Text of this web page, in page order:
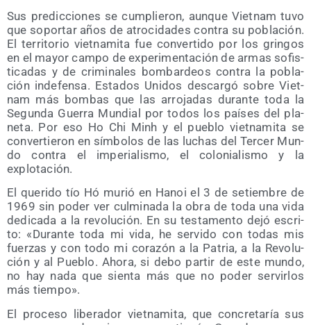
Sus pre­dic­cio­nes se cum­plie­ron, aun­que Viet­nam tuvo
que sopor­tar años de atro­ci­da­des con­tra su pobla­ción.
El terri­to­rio viet­na­mi­ta fue con­ver­ti­do por los grin­gos
en el mayor cam­po de expe­ri­men­ta­ción de armas sofis­
ti­ca­das y de cri­mi­na­les bom­bar­deos con­tra la pobla­
ción inde­fen­sa. Esta­dos Uni­dos des­car­gó sobre Viet­
nam más bom­bas que las arro­ja­das duran­te toda la
Segun­da Gue­rra Mun­dial por todos los paí­ses del pla­
ne­ta. Por eso Ho Chi Minh y el pue­blo viet­na­mi­ta se
con­ver­tie­ron en sím­bo­los de las luchas del Ter­cer Mun­
do con­tra el impe­ria­lis­mo, el colo­nia­lis­mo y la
explotación.
El que­ri­do tío Hó murió en Hanoi el 3 de setiem­bre de
1969 sin poder ver cul­mi­na­da la obra de toda una vida
dedi­ca­da a la revo­lu­ción. En su tes­ta­men­to dejó escri­
to: «Duran­te toda mi vida, he ser­vi­do con todas mis
fuer­zas y con todo mi cora­zón a la Patria, a la Revo­lu­
ción y al Pue­blo. Aho­ra, si debo par­tir de este mun­do,
no hay nada que sien­ta más que no poder ser­vir­los
más tiempo».
El pro­ce­so libe­ra­dor viet­na­mi­ta, que con­cre­ta­ría sus